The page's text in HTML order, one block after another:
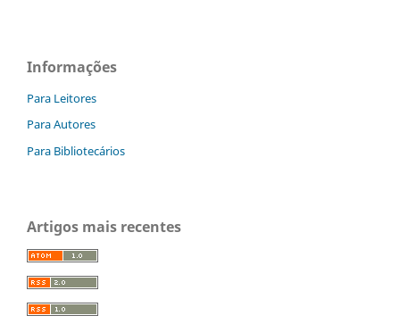
Informações
Para Leitores
Para Autores
Para Bibliotecários
Artigos mais recentes